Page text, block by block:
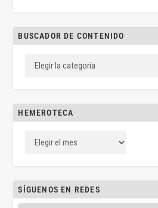
BUSCADOR DE CONTENIDO
HEMEROTECA
SÍGUENOS EN REDES